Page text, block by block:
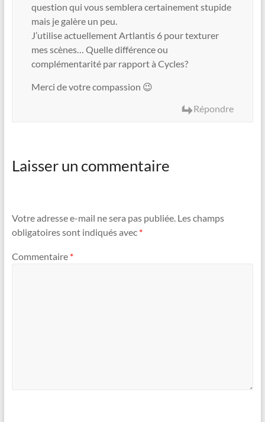
question qui vous semblera certainement stupide
mais je galère un peu.
J’utilise actuellement Artlantis 6 pour texturer
mes scènes… Quelle différence ou
complémentarité par rapport à Cycles?
Merci de votre compassion 😉
Répondre
Laisser un commentaire
Votre adresse e-mail ne sera pas publiée. Les champs
obligatoires sont indiqués avec *
Commentaire *